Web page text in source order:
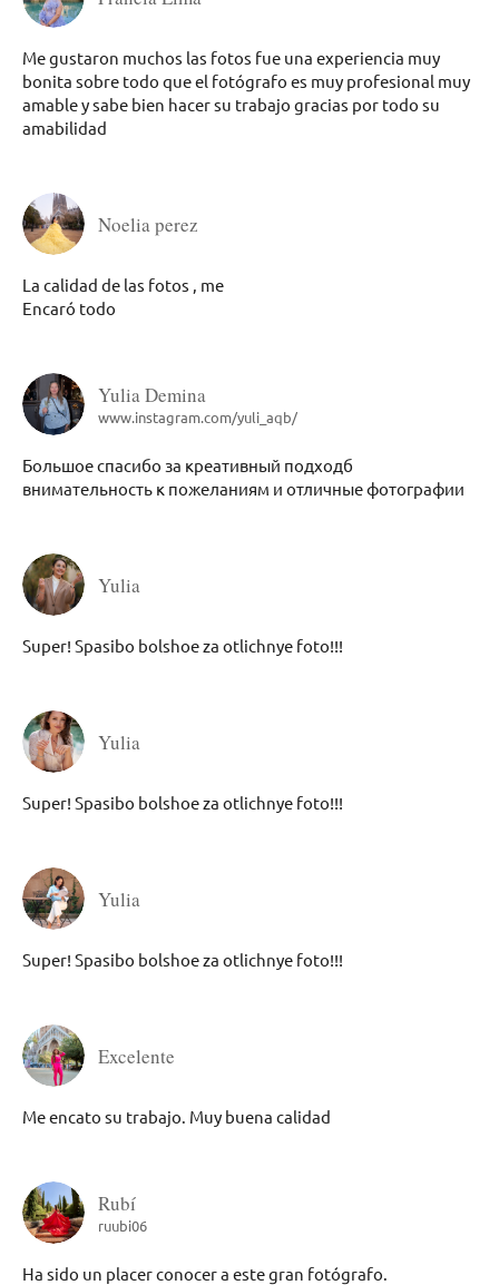
Me gustaron muchos las fotos fue una experiencia muy
bonita sobre todo que el fotógrafo es muy profesional muy
amable y sabe bien hacer su trabajo gracias por todo su
amabilidad
Noelia perez
La calidad de las fotos , me
Encaró todo
Yulia Demina
www.instagram.com/yuli_aqb/
Большое спасибо за креативный подходб
внимательность к пожеланиям и отличные фотографии
Yulia
Super! Spasibo bolshoe za otlichnye foto!!!
Yulia
Super! Spasibo bolshoe za otlichnye foto!!!
Yulia
Super! Spasibo bolshoe za otlichnye foto!!!
Excelente
Me encato su trabajo. Muy buena calidad
Rubí
ruubi06
Ha sido un placer conocer a este gran fotógrafo.